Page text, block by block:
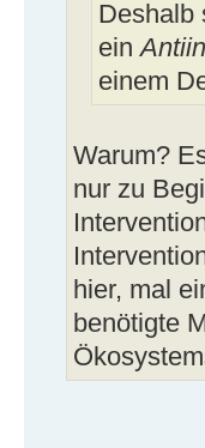
Deshalb
ein
einem
Warum?
nur zu
hier, mal
benötigte